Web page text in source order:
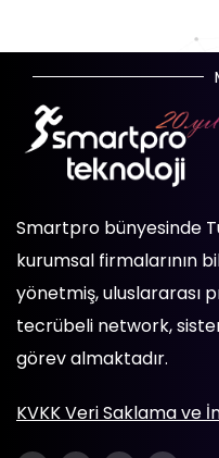
Smartpro bünyesinde
kurumsal firmalarının
yönetmiş, uluslararası
tecrübeli network,
görev almaktadır.
KVKK Veri Saklama ve